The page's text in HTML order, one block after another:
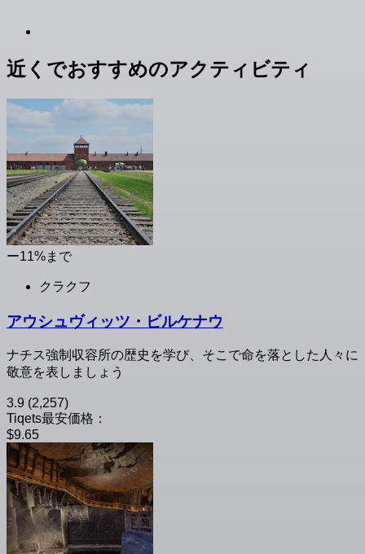
近くでおすすめのアクティビティ
ー11%まで
クラクフ
アウシュヴィッツ・ビルケナウ
ナチス強制収容所の歴史を学び、そこで命を落とした人々に
敬意を表しましょう
3.9 (2,257)
Tiqets最安価格：
$9.65